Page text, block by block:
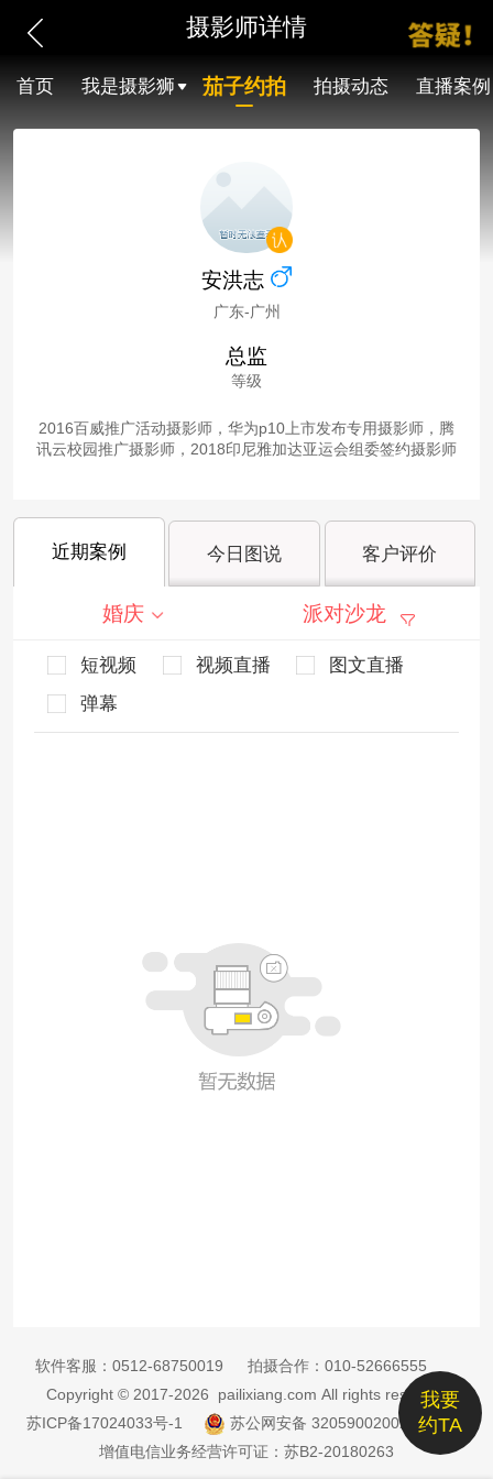
摄影师详情
首页 我是摄影狮 茄子约拍 拍摄动态 直播案例
安洪志
广东-广州
总监
等级
2016百威推广活动摄影师，华为p10上市发布专用摄影师，腾
讯云校园推广摄影师，2018印尼雅加达亚运会组委签约摄影师
近期案例 今日图说 客户评价
婚庆 派对沙龙
短视频 视频直播
图文直播
弹幕
我要
约TA
软件客服： 0512-68750019 拍摄合作： 010-52666555
Copyright © 2017-2026 pailixiang.com All rights reserved
苏ICP备17024033号-1
苏公网安备 32059002002885号
增值电信业务经营许可证：苏B2-20180263